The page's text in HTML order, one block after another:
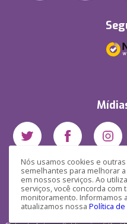
Nós usamos cookies e
semelhantes para melhorar
em nossos serviços. Ao
serviços, você concorda com
monitoramento. Informamos
atualizamos nossa Política